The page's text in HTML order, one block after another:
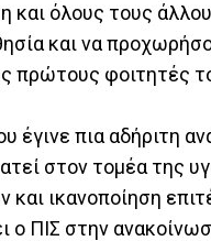
και όλους τους
και να
πρώτους φοιτητές
έγινε πια αδήριτη
στον τομέα της
ικανοποίηση
ΠΙΣ στην